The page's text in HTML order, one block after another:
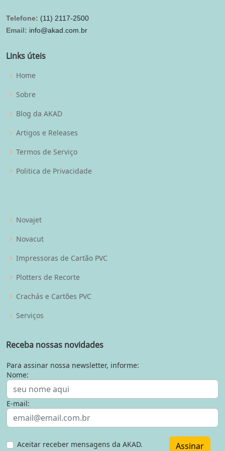
Telefone: (11) 2117-2500
Email: info@akad.com.br
Links úteis
Home
Sobre
Blog da AKAD
Artigos e Releases
Termos de Serviço
Politica de Privacidade
Novajet
Novacut
Impressoras de Cartão PVC
Plotters de Recorte
Crachás e Cartões PVC
Serviços
Receba nossas novidades
Para assinar nossa newsletter, informe:
Nome:
E-mail:
Aceitar receber mensagens da AKAD. Assinar